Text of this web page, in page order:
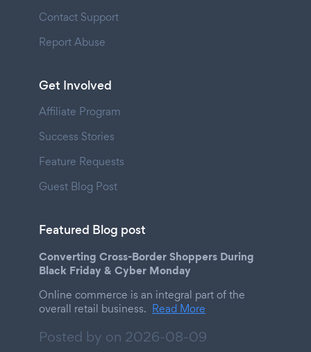
Contact Support
Report Abuse
Get Involved
Affiliate Program
Success Stories
Feature Requests
Guest Blog Post
Featured Blog post
Converting Cross-Border Shoppers During
Black Friday & Cyber Monday
Online commerce is an integral part of the
overall retail business. Read More
Posted by on 2026-08-09